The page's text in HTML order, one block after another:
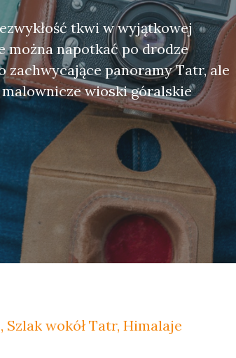
tkwi w wyjątkowej
napotkać po drodze
zachwycające panoramy Tatr, ale
wioski góralskie
wokół Tatr, Himalaje